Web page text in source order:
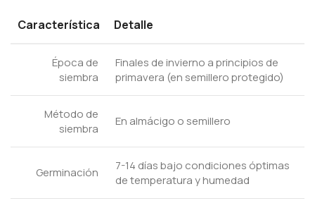
Característica Detalle
Época de
siembra
Finales de invierno a principios de
primavera (en semillero protegido)
Método de
siembra
En almácigo o semillero
Germinación
7-14 días bajo condiciones óptimas
de temperatura y humedad